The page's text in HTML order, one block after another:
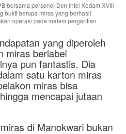
bersama personel Den Intel Kodam XVIII
bukti berupa miras yang berhasil
operasi pada malam pergantian
yang diperoleh
miras berlabel
pun fantastis. Dia
satu karton miras
miras bisa
mencapai jutaan
di Manokwari bukan